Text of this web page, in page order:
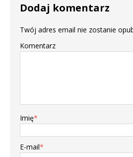
Dodaj komentarz
Twój adres email nie zostanie
Komentarz
Imię*
E-mail*